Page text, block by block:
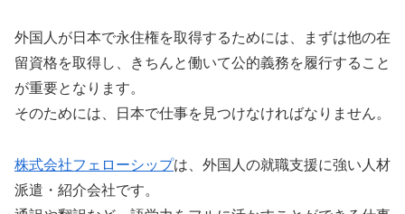
外国人が日本で永住権を取得するためには、まずは他の在
留資格を取得し、きちんと働いて公的義務を履行すること
が重要となります。
そのためには、日本で仕事を見つけなければなりません。
株式会社フェローシップは、外国人の就職支援に強い人材
派遣・紹介会社です。